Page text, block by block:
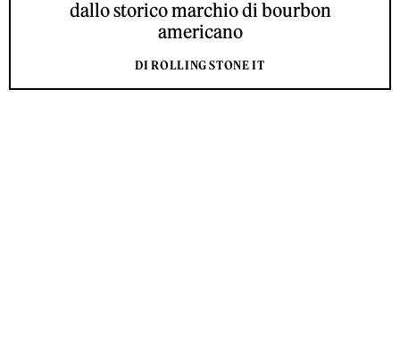
dallo storico marchio di bourbon
americano
DI ROLLING STONE IT